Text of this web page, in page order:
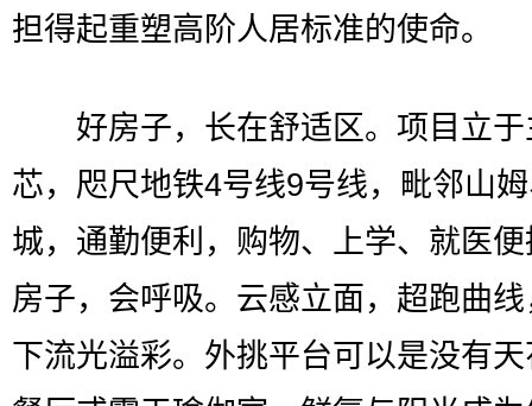
担得起重塑高阶人居标准的使命。
好房子，长在舒适区。项目立于
芯，咫尺地铁4号线9号线，毗邻山
城，通勤便利，购物、上学、就医
房子，会呼吸。云感立面，超跑曲
下流光溢彩。外挑平台可以是没有